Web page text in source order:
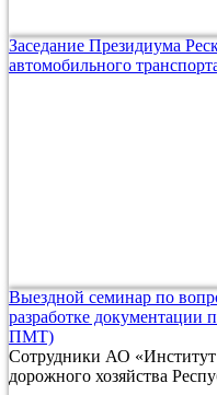
Заседание Президиума
автомобильного
Выездной семинар по
разработке
ПМТ)
Сотрудники АО
дорожного хозяйства